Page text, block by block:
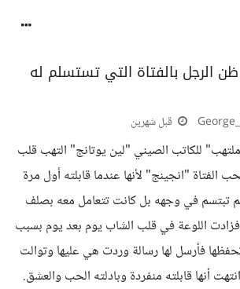
الرجل بالفتاة التي تستسلم له
قبل شهرين
للكاتب الصيني "لين يوتانج" التهب قلب
الفتاة "انجينج" لأنها عندما قابلته أول مرة
تبتسم في وجهه بل كانت تتعامل معه بصلف
فزادت اللوعة في قلب الشاب يوم بعد يوم بسبب
فأرسل لها رسالة وردت هي عليها وتوالت
أنها قابلته منفردة وبادلته الحب والعشق.